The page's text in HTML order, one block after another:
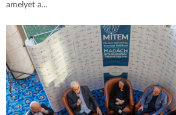
amelyet a...